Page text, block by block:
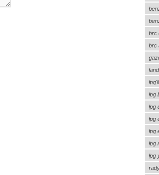
brc
brc
lpg
lpg
lpg
lpg
lpg
lpg